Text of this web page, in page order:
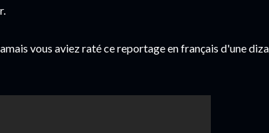
vous aviez raté ce reportage en français d'une